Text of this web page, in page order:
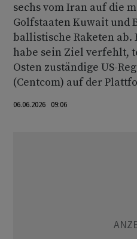
sechs vom Iran auf die
Golfstaaten Kuwait und
ballistische Raketen ab.
habe sein Ziel verfehlt,
Osten zuständige US-
(Centcom) auf der
06.06.2026 09:06